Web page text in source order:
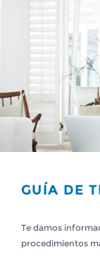
GUÍA DE
Te damos
procedimientos